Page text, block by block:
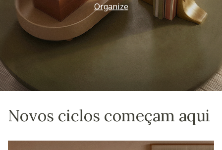
Organize
Novos ciclos começam aqui